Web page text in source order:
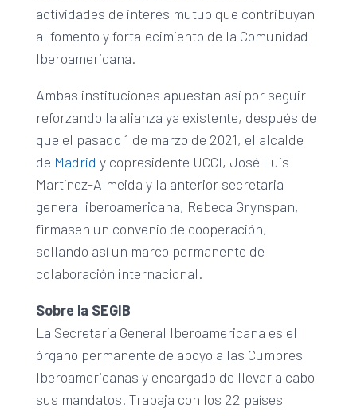
actividades de interés mutuo que contribuyan
al fomento y fortalecimiento de la Comunidad
Iberoamericana.
Ambas instituciones apuestan así por seguir
reforzando la alianza ya existente, después de
que el pasado 1 de marzo de 2021, el alcalde
de Madrid y copresidente UCCI, José Luis
Martínez-Almeida y la anterior secretaria
general iberoamericana, Rebeca Grynspan,
firmasen un convenio de cooperación,
sellando así un marco permanente de
colaboración internacional.
Sobre la SEGIB
La Secretaría General Iberoamericana es el
órgano permanente de apoyo a las Cumbres
Iberoamericanas y encargado de llevar a cabo
sus mandatos. Trabaja con los 22 países